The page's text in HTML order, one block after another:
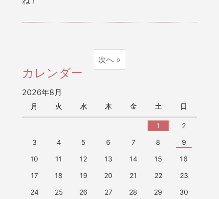
次へ »
カレンダー
2026年8月
月 火 水 木 金 土 日
1
2
3
4 5 6 7 8
9
10
11 12 13 14 15
16
17
18 19 20 21 22
23
24
25 26 27 28 29
30